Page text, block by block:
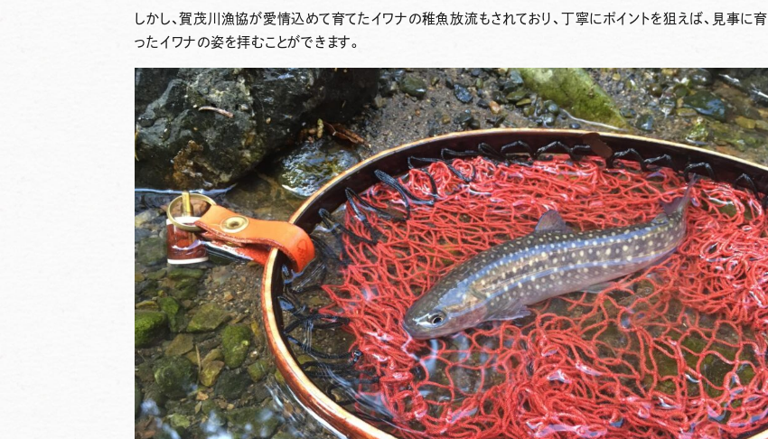
しかし、賀茂川漁協が愛情込めて育てたイワナの稚魚放流もされており、丁寧にポイントを狙えば、見事に育
ったイワナの姿を拝むことができます。